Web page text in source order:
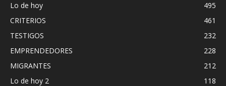
Lo de hoy
495
CRITERIOS
461
TESTIGOS
232
EMPRENDEDORES
228
MIGRANTES
212
Lo de hoy 2
118